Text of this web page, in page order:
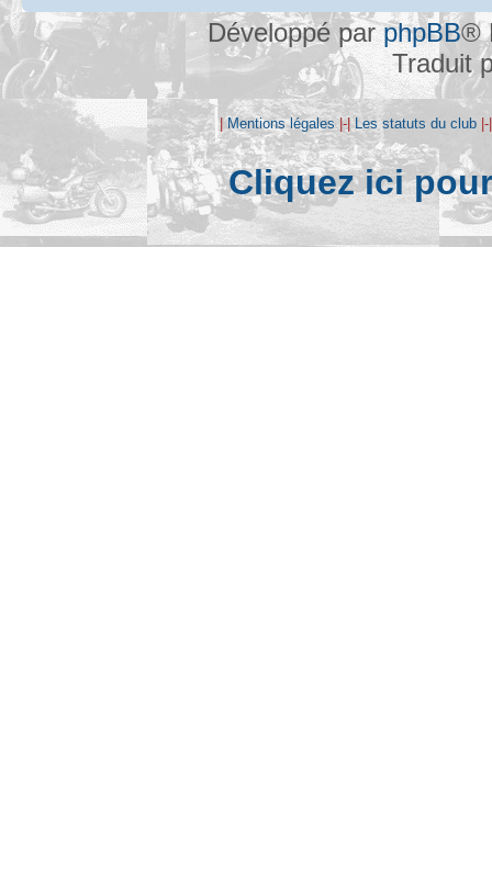
Développé parphpBB®
Traduit
|Mentions légales |-| Les statuts du club
Cliquez ici